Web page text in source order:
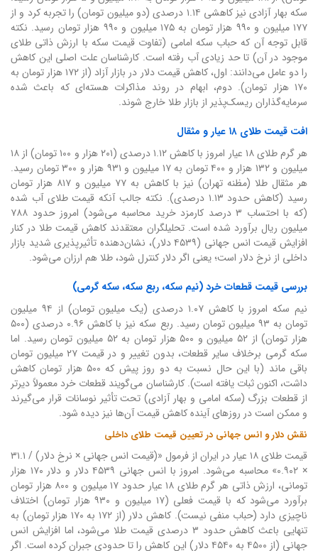
سکه بهار آزادی نیز کاهشی ۱.۱۴ درصدی (دو میلیون تومان) را تجربه کرد و از
۱۷۷ میلیون و ۹۹۰ هزار تومان به ۱۷۵ میلیون و ۹۹۰ هزار تومان رسید. نکته
قابل توجه آن که حباب سکه امامی (تفاوت قیمت سکه با ارزش ذاتی طلای
موجود در آن) تا حد زیادی آب رفته است. کارشناسان علت اصلی این کاهش
را دو عامل می‌دانند: اول، کاهش قیمت دلار در بازار آزاد (از ۱۷۲ هزار تومان به
۱۷۰ هزار تومان). دوم، ابهام در روند مذاکرات هسته‌ای که باعث شده
سرمایه‌گذاران ریسک‌پذیر از بازار طلا خارج شوند.
افت قیمت طلای ۱۸ عیار و مثقال
هر گرم طلای ۱۸ عیار امروز با کاهش ۱.۱۲ درصدی (۲۰۱ هزار و ۱۰۰ تومان) از ۱۸
میلیون و ۱۳۲ هزار و ۴۰۰ تومان به ۱۷ میلیون و ۹۳۱ هزار و ۳۰۰ تومان رسید.
هر مثقال طلا (مظنه تهران) نیز با کاهش به ۷۷ میلیون و ۸۱۷ هزار تومان
رسید (کاهش حدود ۱.۱۳ درصدی). نکته جالب آنکه قیمت طلای آب شده
(که با احتساب ۳ درصد کارمزد خرید محاسبه می‌شود) امروز حدود ۷۸۸
میلیون ریال برآورد شده است. تحلیلگران معتقدند کاهش قیمت طلا در کنار
افزایش قیمت انس جهانی (۴۵۳۹ دلار)، نشان‌دهنده تأثیرپذیری شدید بازار
داخلی از نرخ دلار است؛ یعنی اگر دلار کنترل شود، طلا هم ارزان می‌شود.
بررسی قیمت قطعات خرد (نیم سکه، ربع سکه، سکه گرمی)
نیم سکه امروز با کاهش ۱.۰۷ درصدی (یک میلیون تومان) از ۹۴ میلیون
تومان به ۹۳ میلیون تومان رسید. ربع سکه نیز با کاهش ۰.۹۶ درصدی (۵۰۰
هزار تومان) از ۵۲ میلیون و ۵۰۰ هزار تومان به ۵۲ میلیون تومان رسید. اما
سکه گرمی برخلاف سایر قطعات، بدون تغییر و در قیمت ۲۷ میلیون تومان
باقی ماند (با این حال نسبت به دو روز پیش که ۵۰۰ هزار تومان کاهش
داشت، اکنون ثبات یافته است). کارشناسان می‌گویند قطعات خرد معمولاً دیرتر
از قطعات بزرگ (سکه امامی و بهار آزادی) تحت تأثیر نوسانات قرار می‌گیرند
و ممکن است در روزهای آینده کاهش قیمت آن‌ها نیز دیده شود.
نقش دلار و انس جهانی در تعیین قیمت طلای داخلی
قیمت طلای ۱۸ عیار در ایران از فرمول «(قیمت انس جهانی × نرخ دلار) / ۳۱.۱
× ۰.۹۰۲» محاسبه می‌شود. امروز با انس جهانی ۴۵۳۹ دلار و دلار ۱۷۰ هزار
تومانی، ارزش ذاتی هر گرم طلای ۱۸ عیار حدود ۱۷ میلیون و ۸۰۰ هزار تومان
برآورد می‌شود که با قیمت فعلی (۱۷ میلیون و ۹۳۰ هزار تومان) اختلاف
ناچیزی دارد (حباب منفی نیست). کاهش دلار (از ۱۷۲ به ۱۷۰ هزار تومان) به
تنهایی باعث کاهش حدود ۳ درصدی قیمت طلا می‌شود، اما افزایش انس
جهانی (از ۴۵۰۰ به ۴۵۴۰ دلار) این کاهش را تا حدودی جبران کرده است. اگر